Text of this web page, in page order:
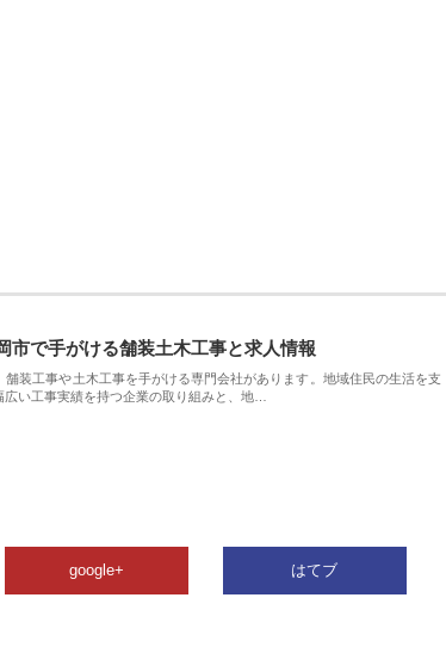
市で手がける舗装土木工事と求人情報
装工事や土木工事を手がける専門会社があります。地域住民の生活を支
い工事実績を持つ企業の取り組みと、地…
google+ はてブ